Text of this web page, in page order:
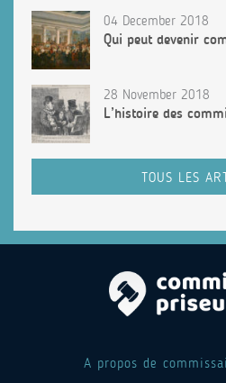
04 December 2018
Qui peut devenir
28 November 2018
L’histoire des
TOUS LES
A propos de